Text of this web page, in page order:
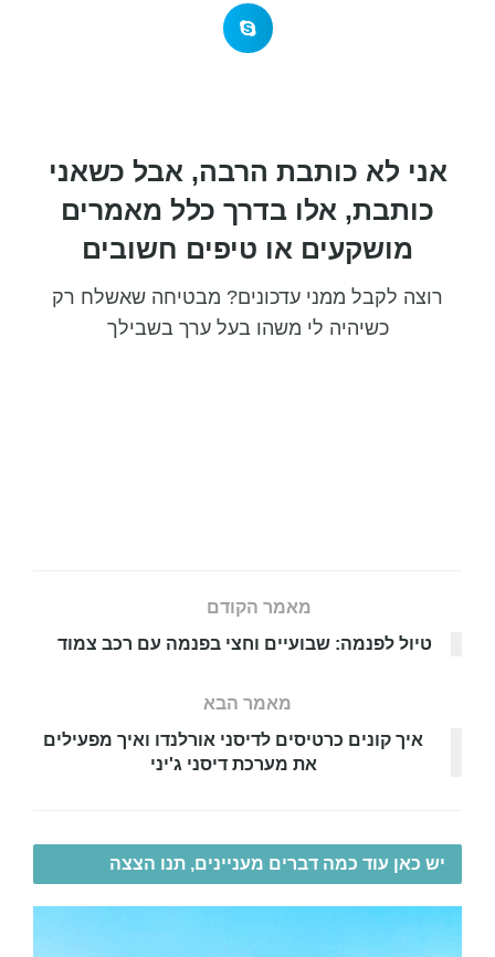
אני לא כותבת הרבה, אבל כשאני
כותבת, אלו בדרך כלל מאמרים
מושקעים או טיפים חשובים
רוצה לקבל ממני עדכונים? מבטיחה שאשלח רק
כשיהיה לי משהו בעל ערך בשבילך
מאמר הקודם
טיול לפנמה: שבועיים וחצי בפנמה עם רכב צמוד
מאמר הבא
איך קונים כרטיסים לדיסני אורלנדו ואיך מפעילים
את מערכת דיסני ג'יני
יש כאן עוד כמה דברים מעניינים, תנו הצצה